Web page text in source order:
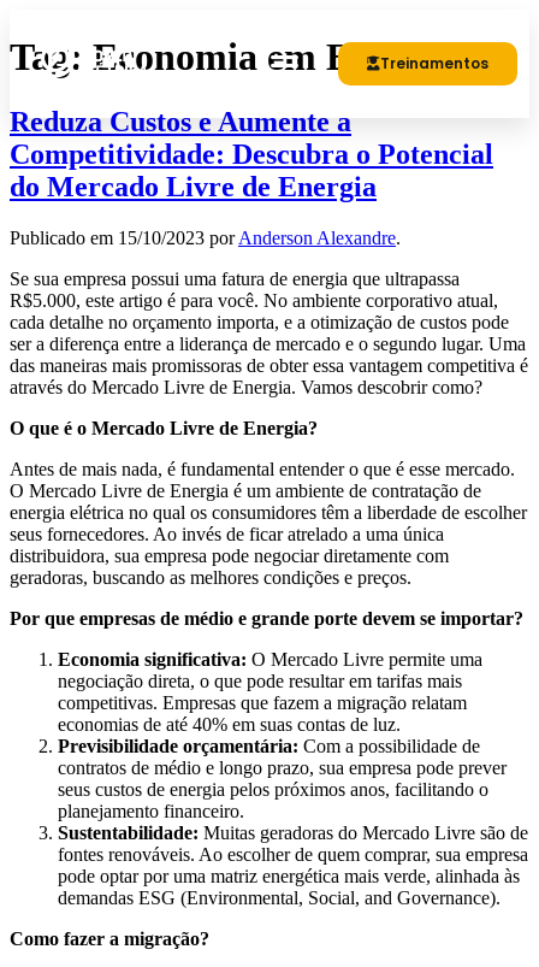
Treinamentos
Tag: Economia em Energia
Reduza Custos e Aumente a
Competitividade: Descubra o Potencial
do Mercado Livre de Energia
Publicado em 15/10/2023 porAnderson Alexandre.
Se sua empresa possui uma fatura de energia que ultrapassa
R$5.000, este artigo é para você. No ambiente corporativo atual,
cada detalhe no orçamento importa, e a otimização de custos pode
ser a diferença entre a liderança de mercado e o segundo lugar. Uma
das maneiras mais promissoras de obter essa vantagem competitiva é
através do Mercado Livre de Energia. Vamos descobrir como?
O que é o Mercado Livre de Energia?
Antes de mais nada, é fundamental entender o que é esse mercado.
O Mercado Livre de Energia é um ambiente de contratação de
energia elétrica no qual os consumidores têm a liberdade de escolher
seus fornecedores. Ao invés de ficar atrelado a uma única
distribuidora, sua empresa pode negociar diretamente com
geradoras, buscando as melhores condições e preços.
Por que empresas de médio e grande porte devem se importar?
Economia significativa: O Mercado Livre permite uma
negociação direta, o que pode resultar em tarifas mais
competitivas. Empresas que fazem a migração relatam
economias de até 40% em suas contas de luz.
Previsibilidade orçamentária: Com a possibilidade de
contratos de médio e longo prazo, sua empresa pode prever
seus custos de energia pelos próximos anos, facilitando o
planejamento financeiro.
Sustentabilidade: Muitas geradoras do Mercado Livre são de
fontes renováveis. Ao escolher de quem comprar, sua empresa
pode optar por uma matriz energética mais verde, alinhada às
demandas ESG (Environmental, Social, and Governance).
Como fazer a migração?